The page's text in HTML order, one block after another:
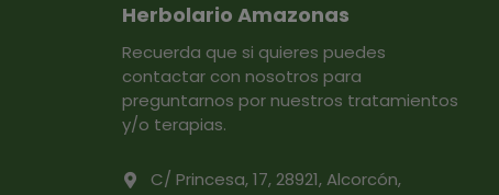
Herbolario Amazonas
Recuerda que si quieres puedes
contactar con nosotros para
preguntarnos por nuestros tratamientos
y/o terapias.
C/ Princesa, 17, 28921, Alcorcón,